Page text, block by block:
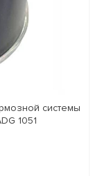
системы
1051